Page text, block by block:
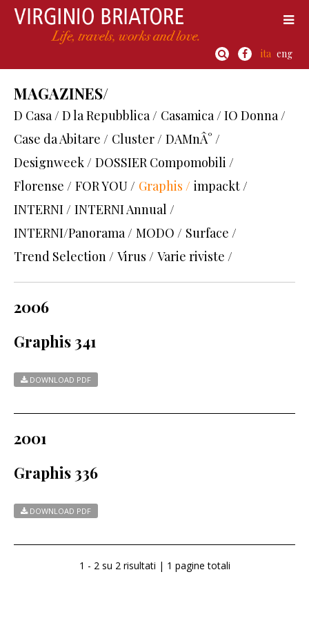
ita eng
MAGAZINES/
D Casa / D la Repubblica / Casamica / IO Donna /
Case da Abitare / Cluster / DAMnÂ° /
Designweek / DOSSIER Compomobili /
Florense / FOR YOU / Graphis / impackt /
INTERNI / INTERNI Annual /
INTERNI/Panorama / MODO / Surface /
Trend Selection / Virus / Varie riviste /
2006
Graphis 341
DOWNLOAD PDF
2001
Graphis 336
DOWNLOAD PDF
1 - 2 su 2 risultati | 1 pagine totali